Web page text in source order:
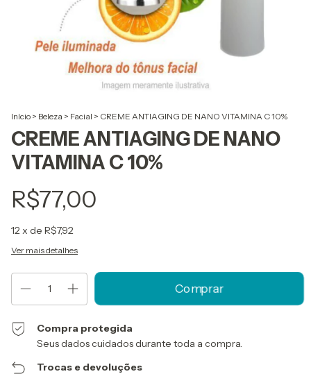
Início > Beleza > Facial > CREME ANTIAGING DE NANO VITAMINA C 10%
CREME ANTIAGING DE NANO
VITAMINA C 10%
R$77,00
12x de R$7,92
Ver mais detalhes
Compra protegida
Seus dados cuidados durante toda a compra.
Trocas e devoluções